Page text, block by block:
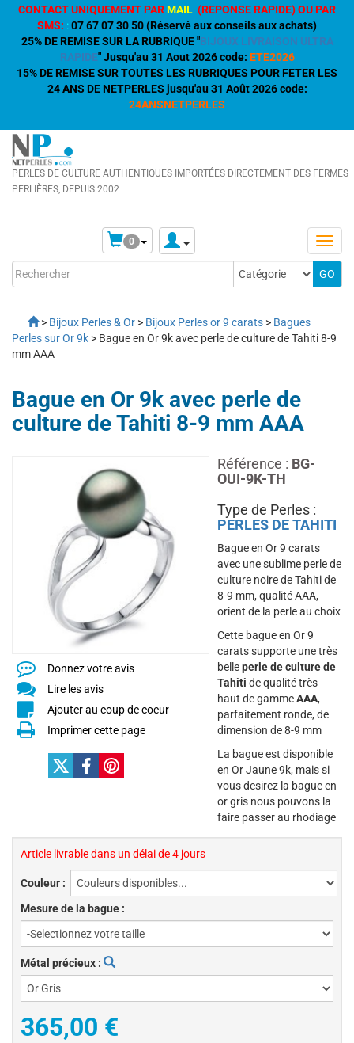
CONTACT UNIQUEMENT PARMAIL (REPONSE RAPIDE) OU PAR
SMS: :07 67 07 30 50 (Réservé aux conseils aux achats)
25% DE REMISE SUR LA RUBRIQUE "BIJOUX LIVRAISON ULTRA
RAPIDE" Jusqu'au 31 Aout 2026 code: ETE2026
15% DE REMISE SUR TOUTES LES RUBRIQUES POUR FETER LES
24 ANS DE NETPERLES jusqu'au 31 Août 2026 code:
24ANSNETPERLES
PERLES DE CULTURE AUTHENTIQUES IMPORTÉES DIRECTEMENT DES FERMES
PERLIÈRES, DEPUIS 2002
0
> Bijoux Perles & Or > Bijoux Perles or 9 carats > Bagues
Perles sur Or 9k > Bague en Or 9k avec perle de culture de Tahiti 8-9
mm AAA
Bague en Or 9k avec perle de
culture de Tahiti 8-9 mm AAA
Donnez votre avis
Lire les avis
Ajouter au coup de coeur
Imprimer cette page
Article livrable dans un délai de 4 jours
Couleur :
Mesure de la bague :
Métal précieux :
365,00 €
Référence : BG-
OUI-9K-TH
Type de Perles :
PERLES DE TAHITI
Bague en Or 9 carats
avec une sublime perle de
culture noire de Tahiti de
8-9 mm, qualité AAA,
orient de la perle au choix
Cette bague en Or 9
carats supporte une très
belleperle de culture de
Tahiti de qualité très
haut de gammeAAA,
parfaitement ronde, de
dimension de 8-9 mm
La bague est disponible
en Or Jaune 9k, mais si
vous desirez la bague en
or gris nous pouvons la
faire passer au rhodiage